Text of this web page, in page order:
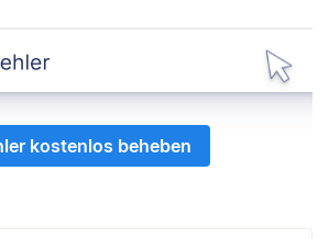
kostenlos beheben